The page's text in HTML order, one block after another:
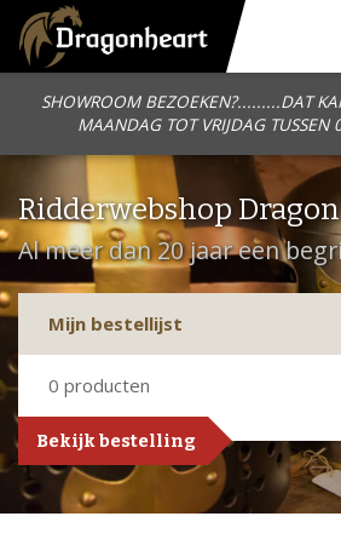
SHOWROOM BEZOEKEN?.........DAT
MAANDAG TOT VRIJDAG
Ridderwebshop
Al meer dan 20 jaar een
Mijn bestellijst
0 producten
Bekijk bestelling